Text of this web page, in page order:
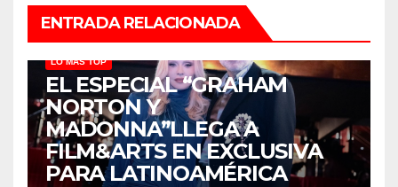
ENTRADA RELACIONADA
LO MÁS TOP
EL ESPECIAL “GRAHAM
NORTON Y
MADONNA”LLEGA A
FILM&ARTS EN EXCLUSIVA
PARA LATINOAMÉRICA